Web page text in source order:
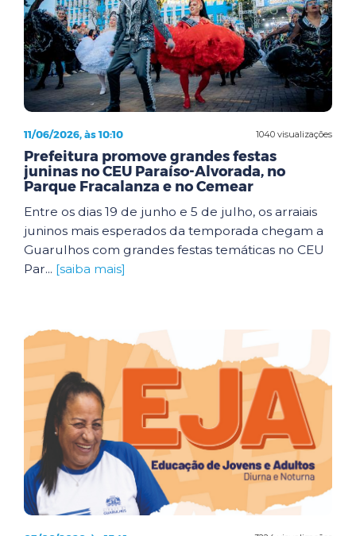
1040 visualizações
11/06/2026, às 10:10
Prefeitura promove grandes festas
juninas no CEU Paraíso-Alvorada, no
Parque Fracalanza e no Cemear
Entre os dias 19 de junho e 5 de julho, os arraiais
juninos mais esperados da temporada chegam a
Guarulhos com grandes festas temáticas no CEU
Par... [saiba mais]